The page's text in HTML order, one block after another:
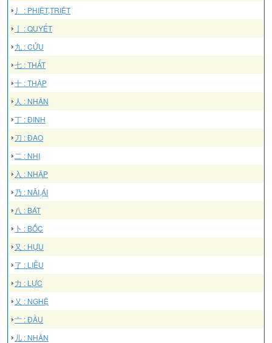
丿 : PHIỆT,TRIỆT
亅 : QUYẾT
九 : CỬU
七 : THẤT
十 : THẬP
人 : NHÂN
丁 : ĐINH
刀 : ĐAO
二 : NHỊ
入 : NHẬP
乃 : NÃI,ÁI
八 : BÁT
卜 : BỐC
又 : HỰU
了 : LIỄU
力 : LỰC
乂 : NGHỆ
亠 : ĐẦU
儿 : NHÂN